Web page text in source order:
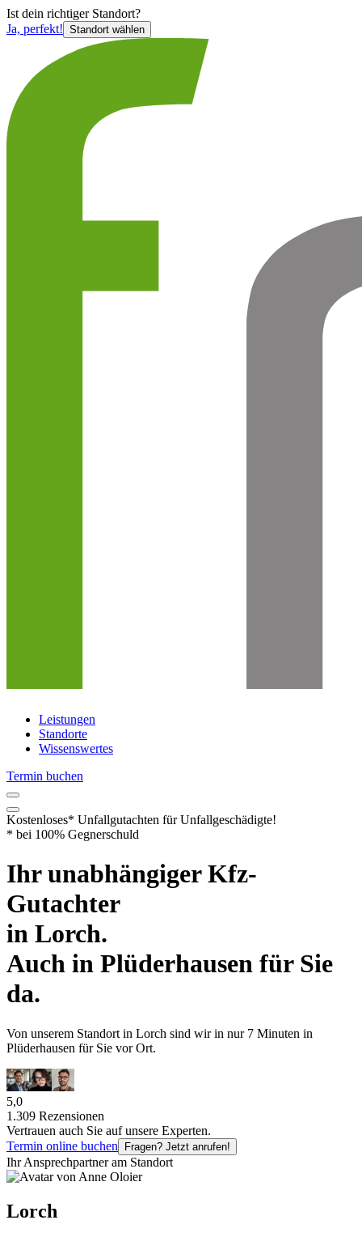
Ist dein richtiger Standort?
Ja, perfekt! Standort wählen
Leistungen
Standorte
Wissenswertes
Termin buchen
Kostenloses* Unfallgutachten für Unfallgeschädigte!
* bei 100% Gegnerschuld
Ihr unabhängigerKfz-
Gutachter
in Lorch.
Auch in Plüderhausen für Sie
da.
Von unserem Standort in Lorch sind wirin nur 7 Minuten in
Plüderhausen für Sie vor Ort.
5,0
1.309 Rezensionen
Vertrauen auch Sie auf unsere Experten.
Termin online buchen
Fragen? Jetzt anrufen!
Ihr Ansprechpartner am Standort
Lorch